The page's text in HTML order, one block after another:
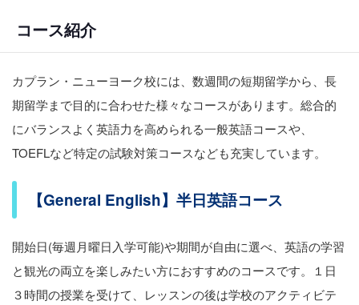
コース紹介
カプラン・ニューヨーク校には、数週間の短期留学から、長
期留学まで目的に合わせた様々なコースがあります。総合的
にバランスよく英語力を高められる一般英語コースや、
TOEFLなど特定の試験対策コースなども充実しています。
【General English】半日英語コース
開始日(毎週月曜日入学可能)や期間が自由に選べ、英語の学習
と観光の両立を楽しみたい方におすすめのコースです。１日
３時間の授業を受けて、レッスンの後は学校のアクティビテ